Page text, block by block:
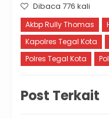
Dibaca 776 kali
Akbp Rully Thomas
Kapolres Tegal Kota
Polres Tegal Kota
Post Terkait